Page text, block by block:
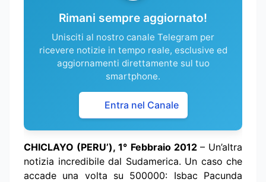
Rimani sempre aggiornato!
Unisciti al nostro canale Telegram per
ricevere notizie in tempo reale, esclusive ed
aggiornamenti direttamente sul tuo
smartphone.
Entra nel Canale
CHICLAYO (PERU’), 1° Febbraio 2012 – Un’altra
notizia incredibile dal Sudamerica. Un caso che
accade una volta su 500000: Isbac Pacunda